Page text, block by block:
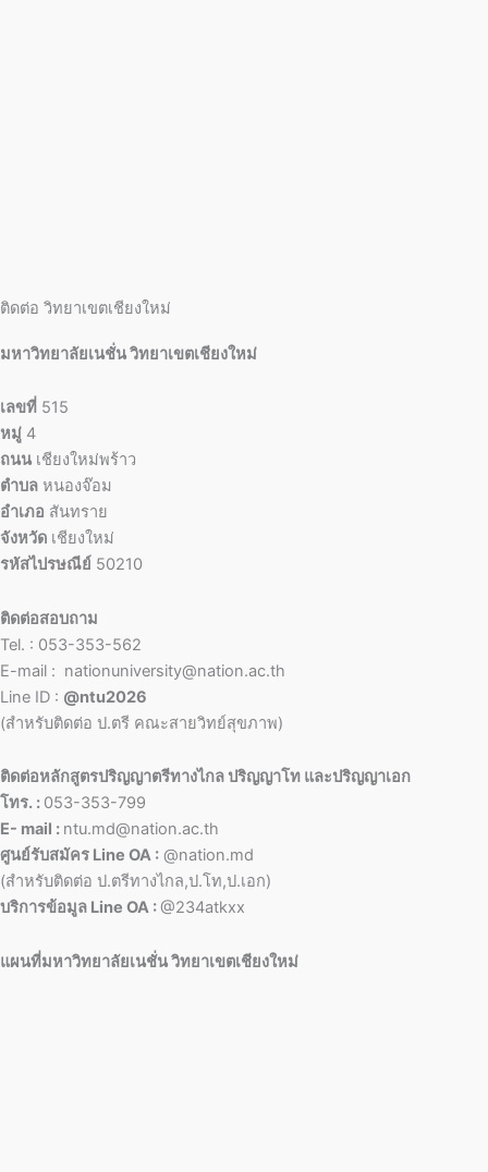
ติดต่อ วิทยาเขตเชียงใหม่
มหาวิทยาลัยเนชั่น วิทยาเขตเชียงใหม่
เลขที่ 515
หมู่ 4
ถนน เชียงใหม่พร้าว
ตำบล หนองจ๊อม
อำเภอ สันทราย
จังหวัด เชียงใหม่
รหัสไปรษณีย์ 50210
ติดต่อสอบถาม
Tel. : 053-353-562
E-mail : nationuniversity@nation.ac.th
Line ID : @ntu2026
(สำหรับติดต่อ ป.ตรี คณะสายวิทย์สุขภาพ)
ติดต่อหลักสูตรปริญญาตรีทางไกล ปริญญาโท และปริญญาเอก
โทร. : 053-353-799
E- mail : ntu.md@nation.ac.th
ศูนย์รับสมัคร Line OA : @nation.md
(สำหรับติดต่อ ป.ตรีทางไกล,ป.โท,ป.เอก)
บริการข้อมูล Line OA :@234atkxx
แผนที่มหาวิทยาลัยเนชั่น วิทยาเขตเชียงใหม่